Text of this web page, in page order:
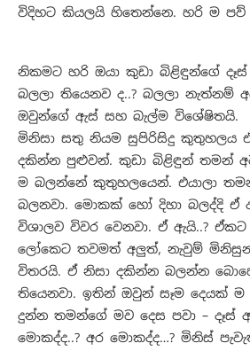
විදිහට කියලයි හිතෙන්නෙ. හරි ම පව්
නිකමට හරි ඔයා කුඩා බිළිඳුන්ගේ දෑස්
බලලා තියෙනව ද..? බලලා නැත්නම්
ඔවුන්ගේ ඇස් සහ බැල්ම විශේෂිතයි.
මිනිසා සතු නියම සුපිරිසිදු කුතුහලය ඒ
දකින්න පුළුවන්. කුඩා බිළිඳුන් තමන්
ම බලන්නේ කුතුහලයෙන්. එයාලා
බලනවා. මොකක් හෝ දිහා බලද්දි
විශාලව විවර වෙනවා. ඒ ඇයි..?
ලෝකෙට තවමත් අලුත්, නැවුම්
විතරයි. ඒ නිසා දකින්න බලන්න
තියෙනවා. ඉතින් ඔවුන් සෑම දෙයක් ම
දුන්න තමන්ගේ මව දෙස පවා – දෑස්
මොකද්ද..? අර මොකද්ද…? මිනිස්